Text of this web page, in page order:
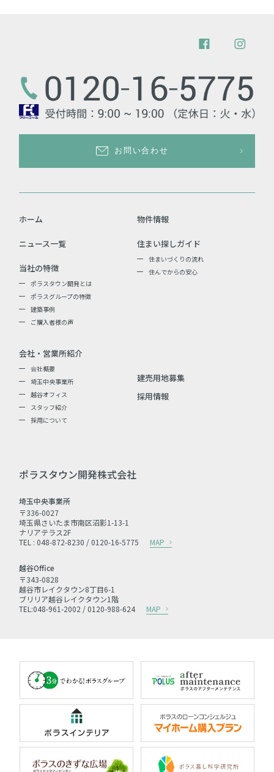
お問い合わせ
ホーム
ニュース一覧
当社の特徴
ポラスタウン開発とは
ポラスグループの特徴
建築事例
ご購入者様の声
物件情報
住まい探しガイド
住まいづくりの流れ
住んでからの安心
会社・営業所紹介
会社概要
埼玉中央事業所
越谷オフィス
スタッフ紹介
採用について
建売用地募集
採用情報
ポラスタウン開発株式会社
埼玉中央事業所
〒336-0027
埼玉県さいたま市南区沼影1-13-1
ナリアテラス2F
TEL : 048-872-8230 / 0120-16-5775
MAP
越谷Office
〒343-0828
越谷市レイクタウン8丁目6-1
ブリリア越谷レイクタウン1階
TEL:048-961-2002 / 0120-988-624
MAP